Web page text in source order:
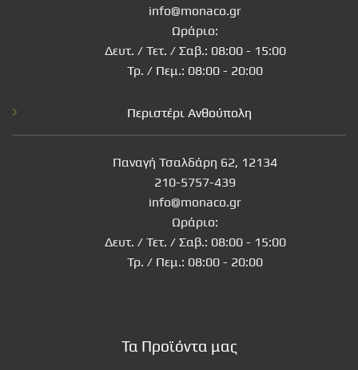
info@monaco.gr
Ωράριο:
Δευτ. / Τετ. / Σαβ.: 08:00 - 15:00
Τρ. / Πεμ.: 08:00 - 20:00
Περιστέρι Ανθούπολη
Παναγή Τσαλδάρη 62, 12134
210-5757-439
info@monaco.gr
Ωράριο:
Δευτ. / Τετ. / Σαβ.: 08:00 - 15:00
Τρ. / Πεμ.: 08:00 - 20:00
Τα Προϊόντα μας